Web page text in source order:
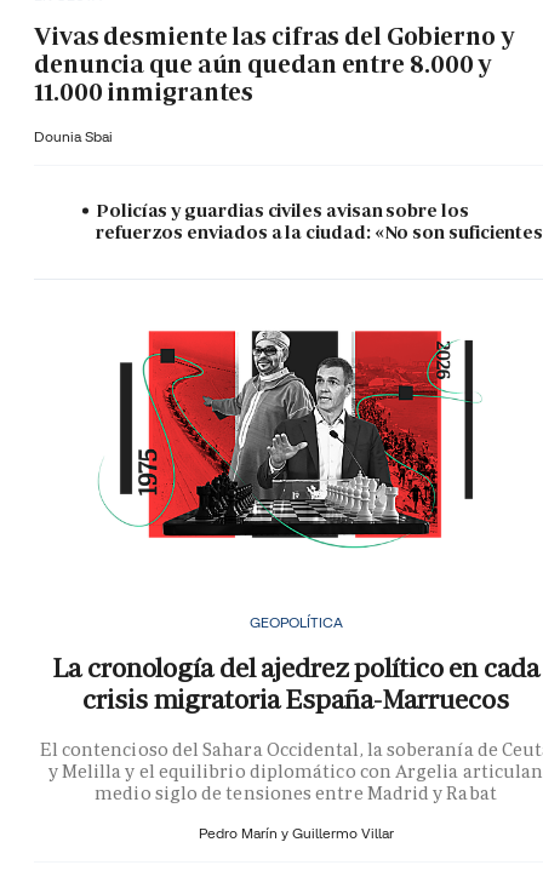
Vivas desmiente las cifras del Gobierno y
denuncia que aún quedan entre 8.000 y
11.000 inmigrantes
Dounia Sbai
Policías y guardias civiles avisan sobre los
refuerzos enviados a la ciudad: «No son
GEOPOLÍTICA
La cronología del ajedrez político en cada
crisis migratoria España-Marruecos
El contencioso del Sahara Occidental, la soberanía de
y Melilla y el equilibrio diplomático con Argelia articulan
medio siglo de tensiones entre Madrid y Rabat
Pedro Marín y Guillermo Villar